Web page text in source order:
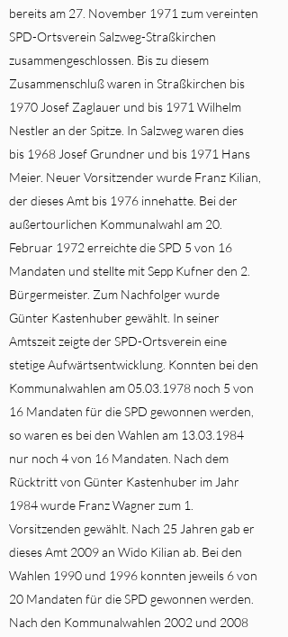
bereits am 27. November 1971 zum vereinten
SPD-Ortsverein Salzweg-Straßkirchen
zusammengeschlossen. Bis zu diesem
Zusammenschluß waren in Straßkirchen bis
1970 Josef Zaglauer und bis 1971 Wilhelm
Nestler an der Spitze. In Salzweg waren dies
bis 1968 Josef Grundner und bis 1971 Hans
Meier. Neuer Vorsitzender wurde Franz Kilian,
der dieses Amt bis 1976 innehatte. Bei der
außertourlichen Kommunalwahl am 20.
Februar 1972 erreichte die SPD 5 von 16
Mandaten und stellte mit Sepp Kufner den 2.
Bürgermeister. Zum Nachfolger wurde
Günter Kastenhuber gewählt. In seiner
Amtszeit zeigte der SPD-Ortsverein eine
stetige Aufwärtsentwicklung. Konnten bei den
Kommunalwahlen am05.03.1978 noch 5 von
16 Mandaten für die SPD gewonnen werden,
so waren es bei den Wahlen am 13.03.1984
nur noch 4 von 16 Mandaten. Nach dem
Rücktritt von Günter Kastenhuber im Jahr
1984 wurde Franz Wagner zum 1.
Vorsitzenden gewählt. Nach 25 Jahren gab er
dieses Amt 2009 an Wido Kilian ab. Bei den
Wahlen 1990 und 1996 konnten jeweils 6 von
20 Mandaten für die SPD gewonnen werden.
Nach den Kommunalwahlen 2002 und 2008